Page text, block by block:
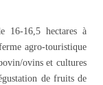
16-16,5 hectares à
agro-touristique
ovins et cultures
de fruits de